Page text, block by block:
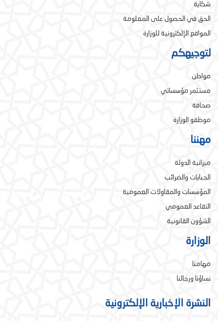
شكاية
الحق في الحصول على المعلومة
المواقع الإلكترونية للوزارة
لتوجيهكم
مواطن
مستثمر مؤسساتي
صحافة
موظفو الوزارة
مهننا
ميزانية الدولة
الجبايات والضرائب
المؤسسات والمقاولات العمومية
التقاعد العمومي
الشؤون القانونية
الوزارة
مهامنا
نساؤنا ورجالنا
النشرة الإخبارية الإلكترونية